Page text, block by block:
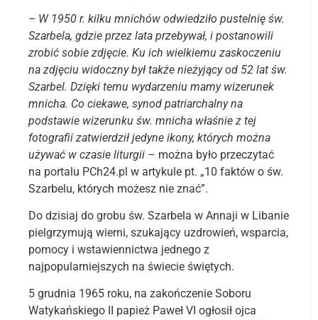
– W 1950 r. kilku mnichów odwiedziło pustelnię św.
Szarbela, gdzie przez lata przebywał, i postanowili
zrobić sobie zdjęcie. Ku ich wielkiemu zaskoczeniu
na zdjęciu widoczny był także nieżyjący od 52 lat św.
Szarbel. Dzięki temu wydarzeniu mamy wizerunek
mnicha. Co ciekawe, synod patriarchalny na
podstawie wizerunku św. mnicha właśnie z tej
fotografii zatwierdził jedyne ikony, których można
używać w czasie liturgii – można było przeczytać
na portalu PCh24.pl w artykule pt. „10 faktów o św.
Szarbelu, których możesz nie znać”.
Do dzisiaj do grobu św. Szarbela w Annaji w Libanie
pielgrzymują wierni, szukający uzdrowień, wsparcia,
pomocy i wstawiennictwa jednego z
najpopularniejszych na świecie świętych.
5 grudnia 1965 roku, na zakończenie Soboru
Watykańskiego II papież Paweł VI ogłosił ojca